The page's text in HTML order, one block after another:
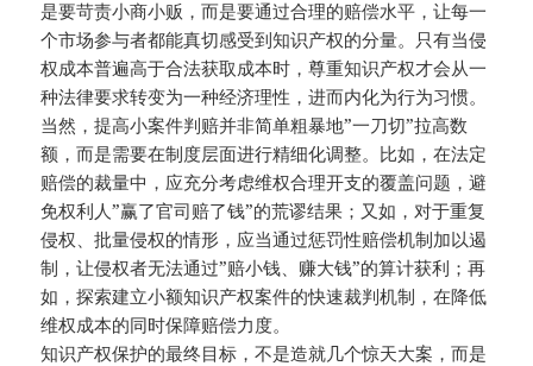
是要苛责小商小贩，而是要通过合理的赔偿水平，让每一
个市场参与者都能真切感受到知识产权的分量。只有当侵
权成本普遍高于合法获取成本时，尊重知识产权才会从一
种法律要求转变为一种经济理性，进而内化为行为习惯。
当然，提高小案件判赔并非简单粗暴地”一刀切”拉高数
额，而是需要在制度层面进行精细化调整。比如，在法定
赔偿的裁量中，应充分考虑维权合理开支的覆盖问题，避
免权利人”赢了官司赔了钱”的荒谬结果；又如，对于重复
侵权、批量侵权的情形，应当通过惩罚性赔偿机制加以遏
制，让侵权者无法通过”赔小钱、赚大钱”的算计获利；再
如，探索建立小额知识产权案件的快速裁判机制，在降低
维权成本的同时保障赔偿力度。
知识产权保护的最终目标，不是造就几个惊天大案，而是